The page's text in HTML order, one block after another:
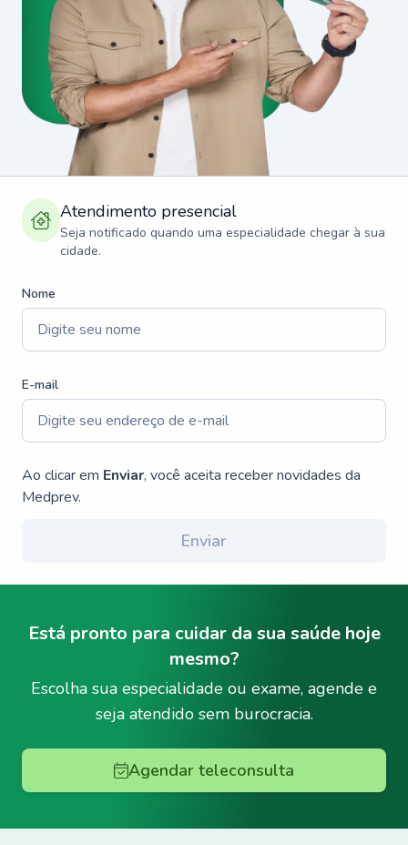
Atendimento presencial
Seja notificado quando uma especialidade chegar à sua
cidade.
Nome
E-mail
Ao clicar em Enviar, você aceita receber novidades da
Medprev.
Enviar
Está pronto para cuidar da sua saúde hoje
mesmo?
Escolha sua especialidade ou exame, agende e
seja atendido sem burocracia.
Agendar teleconsulta